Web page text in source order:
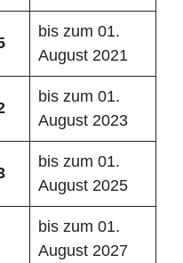
bis zum 01.
August 2021
bis zum 01.
August 2023
bis zum 01.
August 2025
bis zum 01.
August 2027